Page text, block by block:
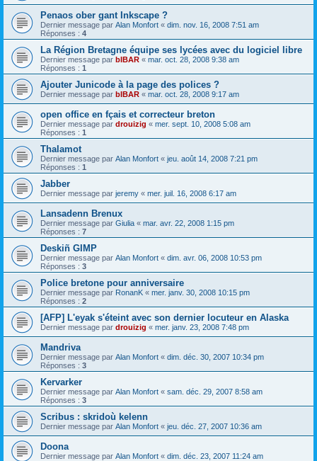
Penaos ober gant Inkscape ?
Dernier message par Alan Monfort « dim. nov. 16, 2008 7:51 am
Réponses : 4
La Région Bretagne équipe ses lycées avec du logiciel libre
Dernier message par bIBAR « mar. oct. 28, 2008 9:38 am
Réponses : 1
Ajouter Junicode à la page des polices ?
Dernier message par bIBAR « mar. oct. 28, 2008 9:17 am
open office en fçais et correcteur breton
Dernier message par drouizig « mer. sept. 10, 2008 5:08 am
Réponses : 1
Thalamot
Dernier message par Alan Monfort « jeu. août 14, 2008 7:21 pm
Réponses : 1
Jabber
Dernier message par jeremy « mer. juil. 16, 2008 6:17 am
Lansadenn Brenux
Dernier message par Giulia « mar. avr. 22, 2008 1:15 pm
Réponses : 7
Deskiñ GIMP
Dernier message par Alan Monfort « dim. avr. 06, 2008 10:53 pm
Réponses : 3
Police bretone pour anniversaire
Dernier message par RonanK « mer. janv. 30, 2008 10:15 pm
Réponses : 2
[AFP] L'eyak s'éteint avec son dernier locuteur en Alaska
Dernier message par drouizig « mer. janv. 23, 2008 7:48 pm
Mandriva
Dernier message par Alan Monfort « dim. déc. 30, 2007 10:34 pm
Réponses : 3
Kervarker
Dernier message par Alan Monfort « sam. déc. 29, 2007 8:58 am
Réponses : 3
Scribus : skridoù kelenn
Dernier message par Alan Monfort « jeu. déc. 27, 2007 10:36 am
Doona
Dernier message par Alan Monfort « dim. déc. 23, 2007 11:24 am